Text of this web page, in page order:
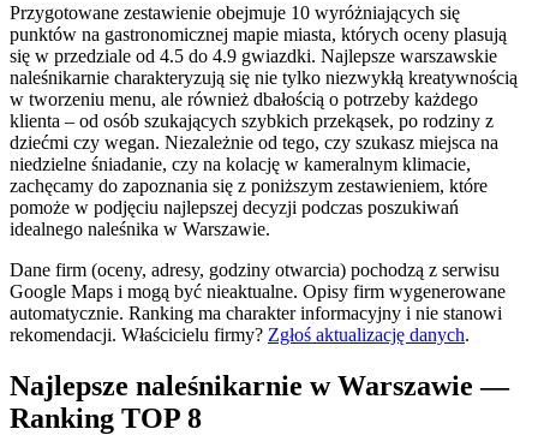
Przygotowane zestawienie obejmuje 10 wyróżniających się
punktów na gastronomicznej mapie miasta, których oceny plasują
się w przedziale od 4.5 do 4.9 gwiazdki. Najlepsze warszawskie
naleśnikarnie charakteryzują się nie tylko niezwykłą kreatywnością
w tworzeniu menu, ale również dbałością o potrzeby każdego
klienta – od osób szukających szybkich przekąsek, po rodziny z
dziećmi czy wegan. Niezależnie od tego, czy szukasz miejsca na
niedzielne śniadanie, czy na kolację w kameralnym klimacie,
zachęcamy do zapoznania się z poniższym zestawieniem, które
pomoże w podjęciu najlepszej decyzji podczas poszukiwań
idealnego naleśnika w Warszawie.
Dane firm (oceny, adresy, godziny otwarcia) pochodzą z serwisu
Google Maps i mogą być nieaktualne. Opisy firm wygenerowane
automatycznie. Ranking ma charakter informacyjny i nie stanowi
rekomendacji. Właścicielu firmy? Zgłoś aktualizację danych.
Najlepsze naleśnikarnie w Warszawie —
Ranking TOP 8